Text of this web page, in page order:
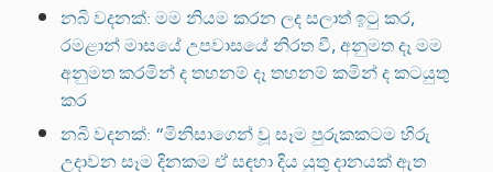
නබි වදනක්: මම නියම කරන ලද සලාත් ඉටු කර,
රමළාන් මාසයේ උපවාසයේ නිරත වී, අනුමත දෑ මම
අනුමත කරමින් ද තහනම් දෑ තහනම් කමින් ද කටයුතු
කර
නබි වදනක්: “මිනිසාගෙන් වූ සෑම පුරුකකටම හිරු
උදාවන සෑම දිනකම ඒ සඳහා දිය යුතු දානයක් ඇත